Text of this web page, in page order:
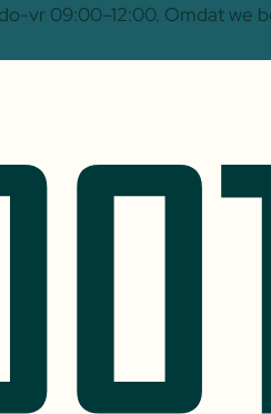
vr 09:00–12:00. Omdat we